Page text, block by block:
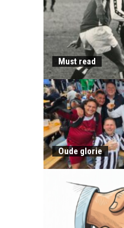
Must read
Oude glorie